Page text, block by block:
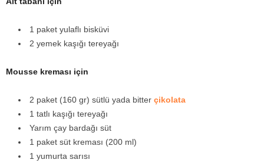
1 paket yulaflı bisküvi
2 yemek kaşığı tereyağı
Mousse kreması için
2 paket (160 gr) sütlü yada bitter çikolata
1 tatlı kaşığı tereyağı
Yarım çay bardağı süt
1 paket süt kreması (200 ml)
1 yumurta sarısı